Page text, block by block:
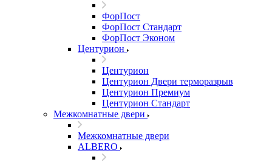
ФорПост
ФорПост Стандарт
ФорПост Эконом
Центурион
Центурион
Центурион Двери терморазрыв
Центурион Премиум
Центурион Стандарт
Межкомнатные двери
Межкомнатные двери
ALBERO